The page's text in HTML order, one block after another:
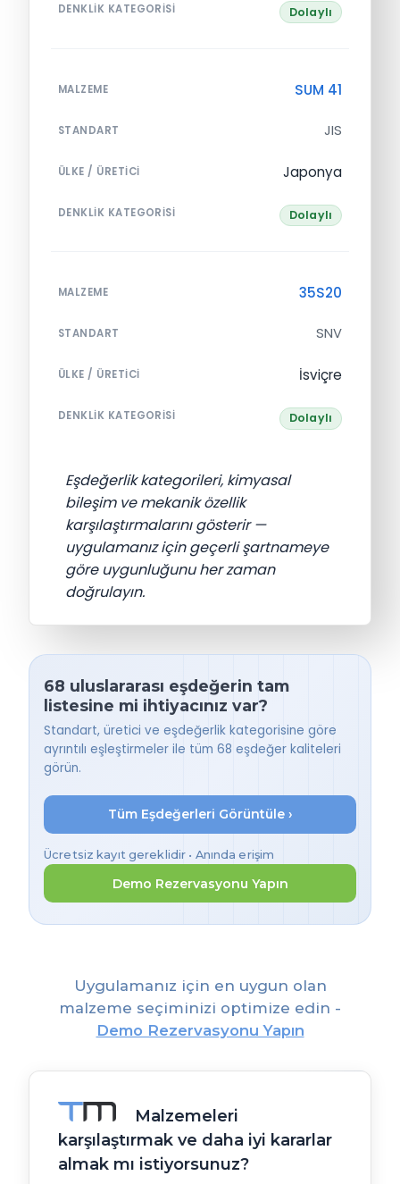
DENKLIK KATEGORISI Dolaylı
MALZEME SUM 41
STANDART JIS
ÜLKE / ÜRETICI Japonya
DENKLIK KATEGORISI Dolaylı
MALZEME 35S20
STANDART SNV
ÜLKE / ÜRETICI İsviçre
DENKLIK KATEGORISI Dolaylı
Eşdeğerlik kategorileri, kimyasal
bileşim ve mekanik özellik
karşılaştırmalarını gösterir —
uygulamanız için geçerli şartnameye
göre uygunluğunu her zaman
doğrulayın.
68 uluslararası eşdeğerin tam
listesine mi ihtiyacınız var?
Standart, üretici ve eşdeğerlik kategorisine göre
ayrıntılı eşleştirmeler ile tüm 68 eşdeğer kaliteleri
görün.
Tüm Eşdeğerleri Görüntüle ›
Ücretsiz kayıt gereklidir • Anında erişim
Demo Rezervasyonu Yapın
Uygulamanız için en uygun olan
malzeme seçiminizi optimize edin -
Demo Rezervasyonu Yapın
Malzemeleri
karşılaştırmak ve daha iyi kararlar
almak mı istiyorsunuz?